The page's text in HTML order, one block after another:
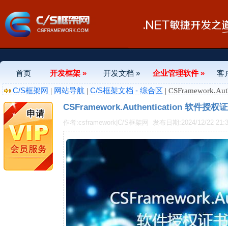
首页 开发框架 » 开发文档 » 企业管理软件 »
客
C/S框架网 | 网站导航 | C/S框架文档 - 综合区 |
CSFramework.Authentication 软件授权
作者:csframework|C/S框架网 发布日期:2024/12/22